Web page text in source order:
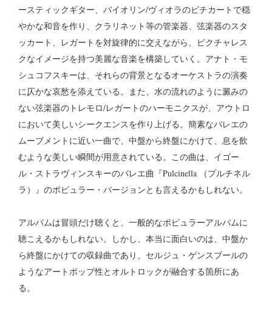
ースティックギター、バイオリン/ヴィオラのピチカートで穏
やかな和音を作り、クラリネット等の管楽器、弦楽器のスタ
ッカート、レガートを対旋律的に交えながら、ピクチャレス
クなイメージを持つ美麗な音楽を構築していく。アナト・モ
シュコフスキーは、それらの背景となるオーケストラの演奏
に仄かな哀愁を添えている。また、水の流れのように澱みの
ない弦楽器のトレモロ/レガートのハーモニクスが、アウトロ
において美しいシークエンスを作り上げる。簡素なバレエの
ムーブメントに近い一曲で、中盤から終盤にかけて、息を飲
むような美しい瞬間が用意されている。この曲は、イゴー
ル・ストラヴィンスキーのバレエ曲『Pulcinella （プルチネル
ラ）』のポピュラー・バージョンとも言えるかもしれない。
アルバムは冒頭だけ聴くと、一般的なポピュラーアルバムに
聴こえるかもしれない。しかし、本当に面白いのは、中盤か
ら終盤にかけての収録曲であり、セルジュ・ゲンスブールの
ようなアートポップ性とオルトロックが融合する箇所にあ
る。